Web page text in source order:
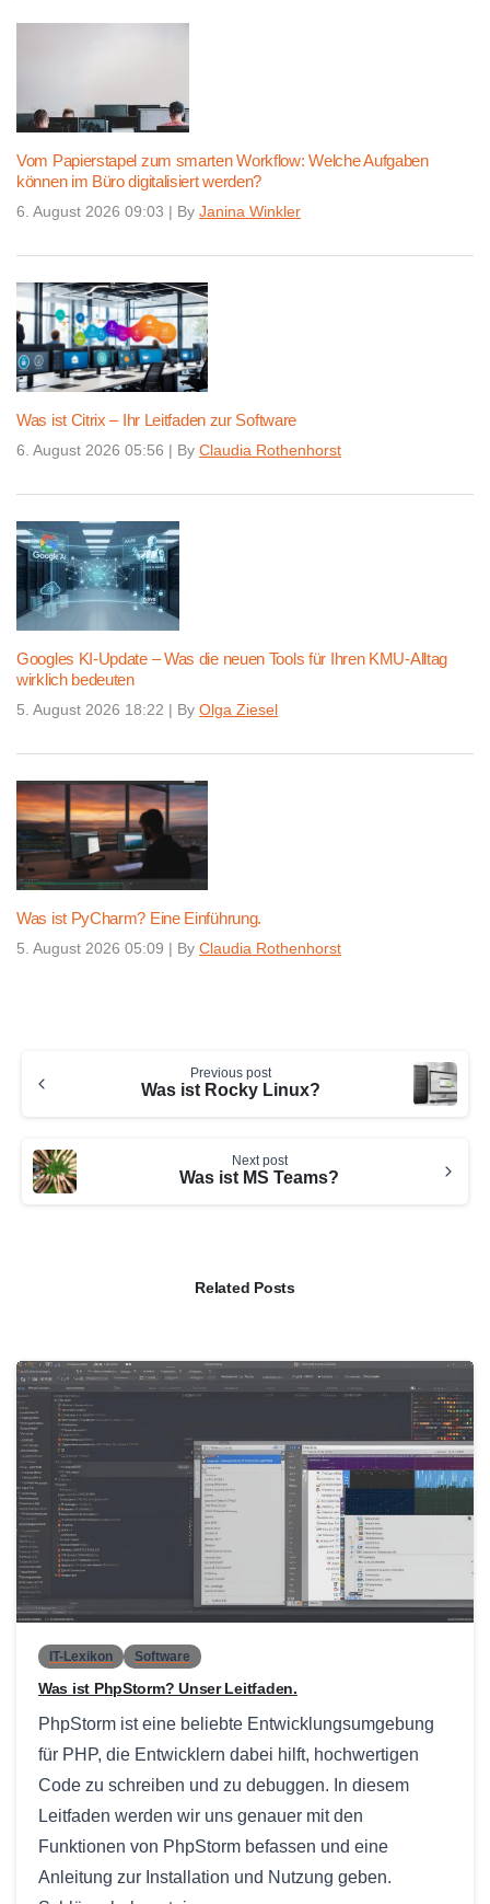
Vom Papierstapel zum smarten Workflow: Welche Aufgaben
können im Büro digitalisiert werden?
6. August 2026 09:03 | By Janina Winkler
Was ist Citrix – Ihr Leitfaden zur Software
6. August 2026 05:56 | By Claudia Rothenhorst
Googles KI-Update – Was die neuen Tools für Ihren KMU-Alltag
wirklich bedeuten
5. August 2026 18:22 | By Olga Ziesel
Was ist PyCharm? Eine Einführung.
5. August 2026 05:09 | By Claudia Rothenhorst
Reading
Previous post
Was ist Rocky Linux?
Next post
Was ist MS Teams?
Related Posts
IT-Lexikon Software
Was ist PhpStorm? Unser Leitfaden.
PhpStorm ist eine beliebte Entwicklungsumgebung
für PHP, die Entwicklern dabei hilft, hochwertigen
Code zu schreiben und zu debuggen. In diesem
Leitfaden werden wir uns genauer mit den
Funktionen von PhpStorm befassen und eine
Anleitung zur Installation und Nutzung geben.